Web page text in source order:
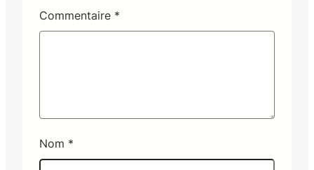
Commentaire *
Nom *